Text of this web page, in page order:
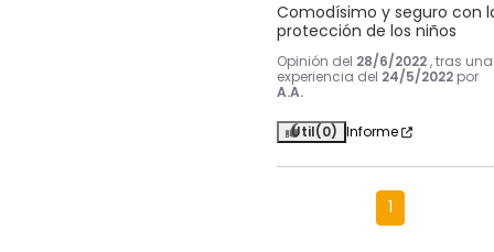
Comodísimo y seguro con
protección de los niños
Opinión del 28/6/2022 , tras una
experiencia del 24/5/2022 por
A.A.
Útil(0) Informe
1